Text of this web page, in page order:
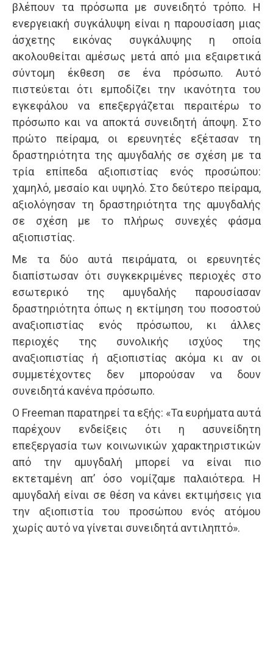
βλέπουν τα πρόσωπα με συνειδητό τρόπο. Η
ενεργειακή συγκάλυψη είναι η παρουσίαση μιας
άσχετης εικόνας συγκάλυψης η οποία
ακολουθείται αμέσως μετά από μια εξαιρετικά
σύντομη έκθεση σε ένα πρόσωπο. Αυτό
πιστεύεται ότι εμποδίζει την ικανότητα του
εγκεφάλου να επεξεργάζεται περαιτέρω το
πρόσωπο και να αποκτά συνειδητή άποψη. Στο
πρώτο πείραμα, οι ερευνητές εξέτασαν τη
δραστηριότητα της αμυγδαλής σε σχέση με τα
τρία επίπεδα αξιοπιστίας ενός προσώπου:
χαμηλό, μεσαίο και υψηλό. Στο δεύτερο πείραμα,
αξιολόγησαν τη δραστηριότητα της αμυγδαλής
σε σχέση με το πλήρως συνεχές φάσμα
αξιοπιστίας.
Με τα δύο αυτά πειράματα, οι ερευνητές
διαπίστωσαν ότι συγκεκριμένες περιοχές στο
εσωτερικό της αμυγδαλής παρουσίασαν
δραστηριότητα όπως η εκτίμηση του ποσοστού
αναξιοπιστίας ενός πρόσωπου, κι άλλες
περιοχές της συνολικής ισχύος της
αναξιοπιστίας ή αξιοπιστίας ακόμα κι αν οι
συμμετέχοντες δεν μπορούσαν να δουν
συνειδητά κανένα πρόσωπο.
Ο Freeman παρατηρεί τα εξής: «Τα ευρήματα αυτά
παρέχουν ενδείξεις ότι η ασυνείδητη
επεξεργασία των κοινωνικών χαρακτηριστικών
από την αμυγδαλή μπορεί να είναι πιο
εκτεταμένη απ’ όσο νομίζαμε παλαιότερα. Η
αμυγδαλή είναι σε θέση να κάνει εκτιμήσεις για
την αξιοπιστία του προσώπου ενός ατόμου
χωρίς αυτό να γίνεται συνειδητά αντιληπτό».